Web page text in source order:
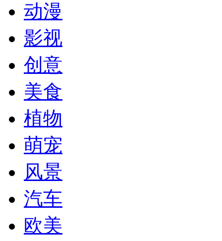
动漫
影视
创意
美食
植物
萌宠
风景
汽车
欧美